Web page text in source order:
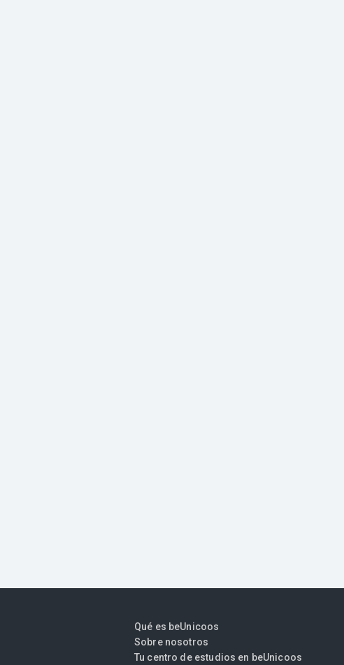
Qué es beUnicoos
Sobre nosotros
Tu centro de estudios en beUnicoos